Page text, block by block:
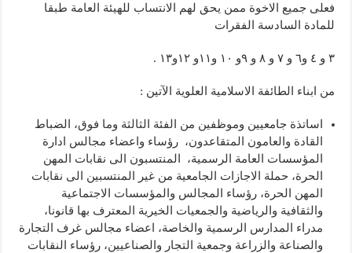
فعلى جميع الاخوة ممن يحق لهم الانتساب للهيئة العامة طبقا
للمادة السادسة الفقرات
٣ و ٤ و٦ و ٧ و ٨ و ٩و ١٠ و١١و ١٢و١٣ .
من ابناء الطائفة الاسلامية العلوية الآتين :
اساتذة جامعيين وموظفين من الفئة الثالثة وما فوق، الضباط
القادة والعامون المتقاعدون، رؤساء واعضاء مجالس ادارة
المؤسسات العامة الرسمية، المنتسبون الى نقابات المهن
الحرة، حملة الاجازات الجامعية من غير المنتسبين الى نقابات
المهن الحرة، رؤساء المجالس والمؤسسات الاجتماعية
والثقافية والرياضية والجمعيات الخيرية المعترف بها قانونا،
مدراء المدارس الرسمية والخاصة، اعضاء مجالس غرف التجارة
والصناعة والزراعة وجمعية التجار والصناعيين، رؤساء النقابات